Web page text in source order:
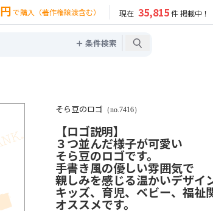
で購入（著作権譲渡含む） 現在 35,815件 掲載中！
＋ 条件検索
そら豆のロゴ （no.7416）
【ロゴ説明】
３つ並んだ様子が可愛い
そら豆のロゴです。
手書き風の優しい雰囲気で
親しみを感じる温かいデザイ
キッズ、育児、ベビー、福祉
オススメです。